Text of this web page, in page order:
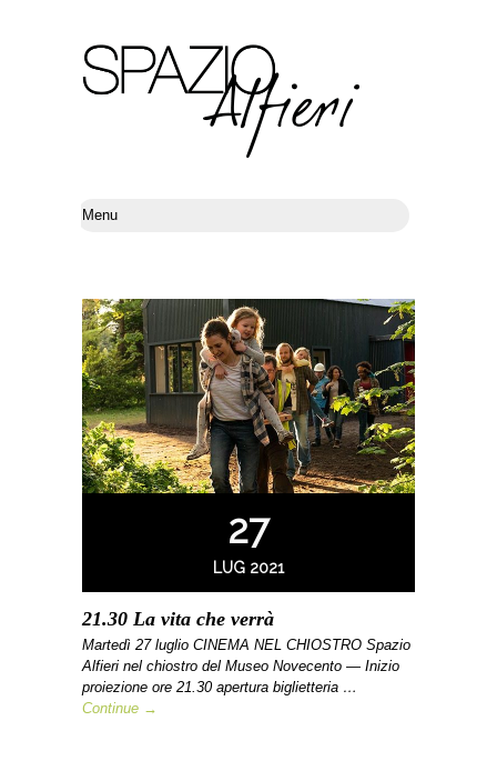
27
LUG 2021
21.30 La vita che verrà
Martedì 27 luglio CINEMA NEL CHIOSTRO Spazio
Alfieri nel chiostro del Museo Novecento — Inizio
proiezione ore 21.30 apertura biglietteria …
Continue →